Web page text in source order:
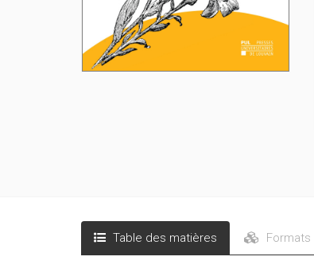
Table des matières Formats